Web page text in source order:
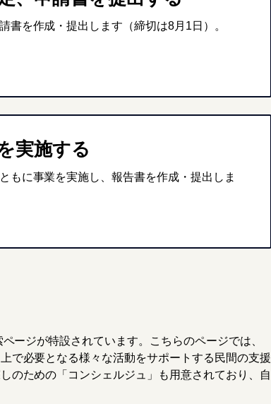
を作成・提出します（締切は8月1日）。
実施する
もに事業を実施し、報告書を作成・提出しま
ージが特設されています。こちらのページでは、
で必要となる様々な活動をサポートする民間の支援
のための「コンシェルジュ」も用意されており、自